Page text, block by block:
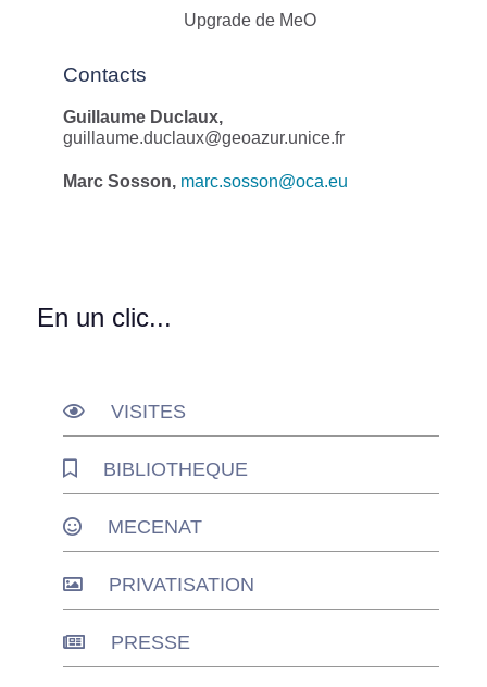
Upgrade de MeO​
Contacts
Guillaume Duclaux,
guillaume.duclaux@geoazur.unice.fr
Marc Sosson, marc.sosson@oca.eu
En un clic...
VISITES
BIBLIOTHEQUE
MECENAT
PRIVATISATION
PRESSE